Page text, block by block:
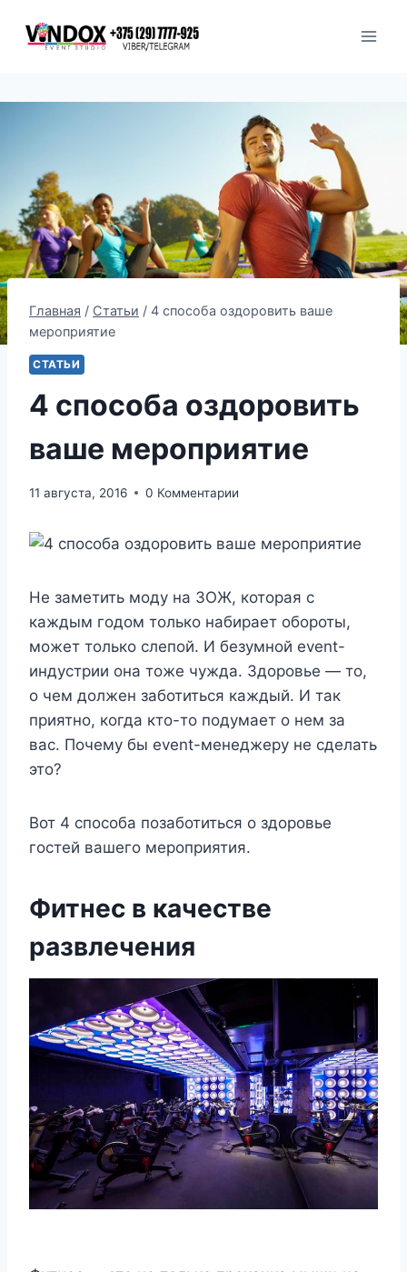
Главная / Статьи / 4 способа оздоровить ваше
мероприятие
СТАТЬИ
4 способа оздоровить
ваше мероприятие
11 августа, 2016 0 Комментарии
Не заметить моду на ЗОЖ, которая с
каждым годом только набирает обороты,
может только слепой. И безумной event-
индустрии она тоже чужда. Здоровье — то,
о чем должен заботиться каждый. И так
приятно, когда кто-то подумает о нем за
вас. Почему бы event-менеджеру не сделать
это?
Вот 4 способа позаботиться о здоровье
гостей вашего мероприятия.
Фитнес в качестве
развлечения